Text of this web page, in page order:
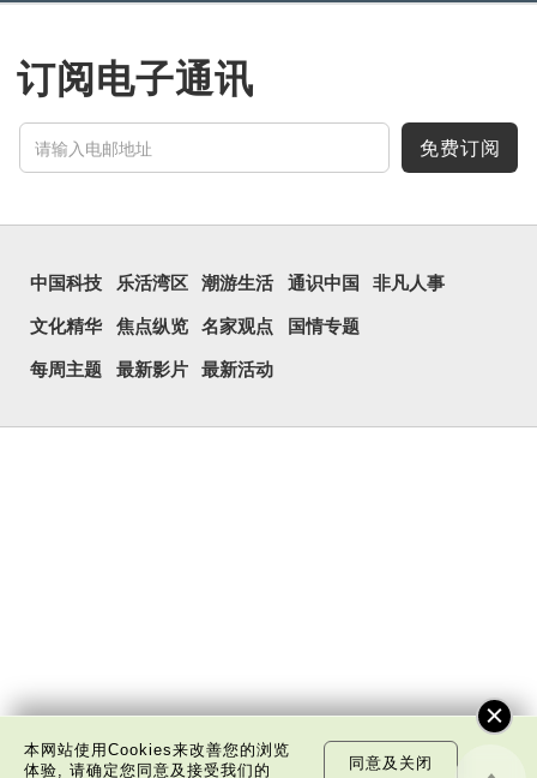
订阅电子通讯
免费订阅
中国科技 乐活湾区 潮游生活 通识中国 非凡人事
文化精华 焦点纵览 名家观点 国情专题
每周主题 最新影片 最新活动
本网站使用Cookies来改善您的浏览
体验, 请确定您同意及接受我们的
同意及关闭